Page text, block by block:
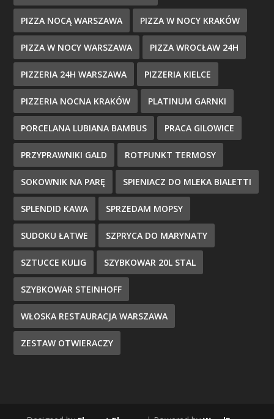
PIZZA NOCĄ WARSZAWA PIZZA W NOCY KRAKÓW
PIZZA W NOCY WARSZAWA PIZZA WROCŁAW 24H
PIZZERIA 24H WARSZAWA PIZZERIA KIELCE
PIZZERIA NOCNA KRAKÓW PLATINUM GARNKI
PORCELANA LUBIANA BAMBUS PRACA GILOWICE
PRZYPRAWNIKI GALD ROTPUNKT TERMOSY
SOKOWNIK NA PARĘ SPIENIACZ DO MLEKA BIALETTI
SPLENDID KAWA SPRZEDAM MOPSY
SUDOKU ŁATWE SZPRYCA DO MARYNATY
SZTUCCE KULIG SZYBKOWAR 20L STAL
SZYBKOWAR STEINHOFF
WŁOSKA RESTAURACJA WARSZAWA
ZESTAW OTWIERACZY